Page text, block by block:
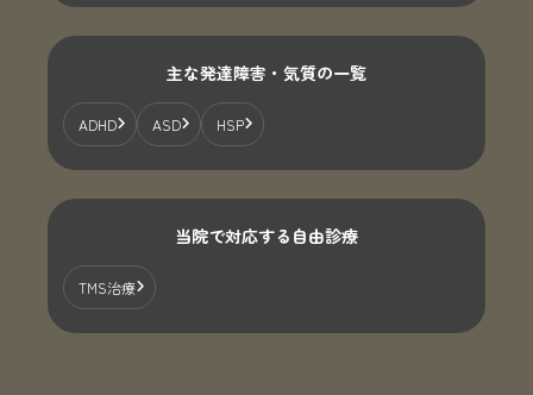
主な発達障害・気質の一覧
ADHD ASD HSP
当院で対応する自由診療
TMS治療